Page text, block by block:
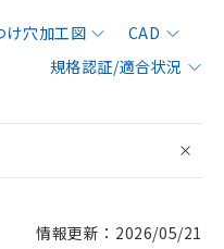
け穴加工図
CAD
規格認証/適合状況
情報更新：2026/05/21